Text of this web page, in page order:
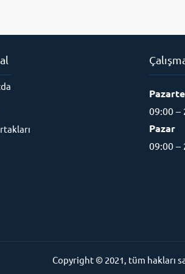
09:00 –
Pazar
09:00 –
Copyright © 2021, tüm hakları